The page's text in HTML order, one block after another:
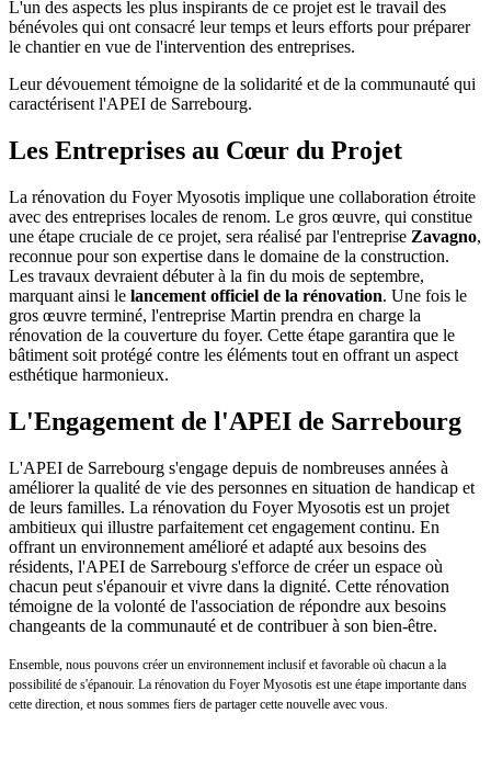
L'un des aspects les plus inspirants de ce projet est le travail des
bénévoles qui ont consacré leur temps et leurs efforts pour préparer
le chantier en vue de l'intervention des entreprises.
Leur dévouement témoigne de la solidarité et de la communauté qui
caractérisent l'APEI de Sarrebourg.
Les Entreprises au Cœur du Projet
La rénovation du Foyer Myosotis implique une collaboration étroite
avec des entreprises locales de renom. Le gros œuvre, qui constitue
une étape cruciale de ce projet, sera réalisé par l'entreprise Zavagno,
reconnue pour son expertise dans le domaine de la construction.
Les travaux devraient débuter à la fin du mois de septembre,
marquant ainsi le lancement officiel de la rénovation. Une fois le
gros œuvre terminé, l'entreprise Martin prendra en charge la
rénovation de la couverture du foyer. Cette étape garantira que le
bâtiment soit protégé contre les éléments tout en offrant un aspect
esthétique harmonieux.
L'Engagement de l'APEI de Sarrebourg
L'APEI de Sarrebourg s'engage depuis de nombreuses années à
améliorer la qualité de vie des personnes en situation de handicap et
de leurs familles. La rénovation du Foyer Myosotis est un projet
ambitieux qui illustre parfaitement cet engagement continu. En
offrant un environnement amélioré et adapté aux besoins des
résidents, l'APEI de Sarrebourg s'efforce de créer un espace où
chacun peut s'épanouir et vivre dans la dignité. Cette rénovation
témoigne de la volonté de l'association de répondre aux besoins
changeants de la communauté et de contribuer à son bien-être.
Ensemble, nous pouvons créer un environnement inclusif et favorable où chacun a la
possibilité de s'épanouir. La rénovation du Foyer Myosotis est une étape importante dans
cette direction, et nous sommes fiers de partager cette nouvelle avec vous.